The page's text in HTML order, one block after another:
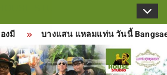
มี บางแสน แหลมแท่น วันนี้